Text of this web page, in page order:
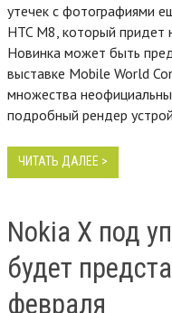
утечек с фотографиями
HTC M8, который придет
Новинка может быть
выставке Mobile World
множества
подробный рендер
ЧИТАТЬ ДАЛЕЕ >
Nokia X под
будет
февраля